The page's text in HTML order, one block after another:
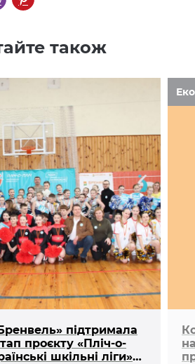
також
підтримала
проєкту «Пліч-о-
шкільні ліги»